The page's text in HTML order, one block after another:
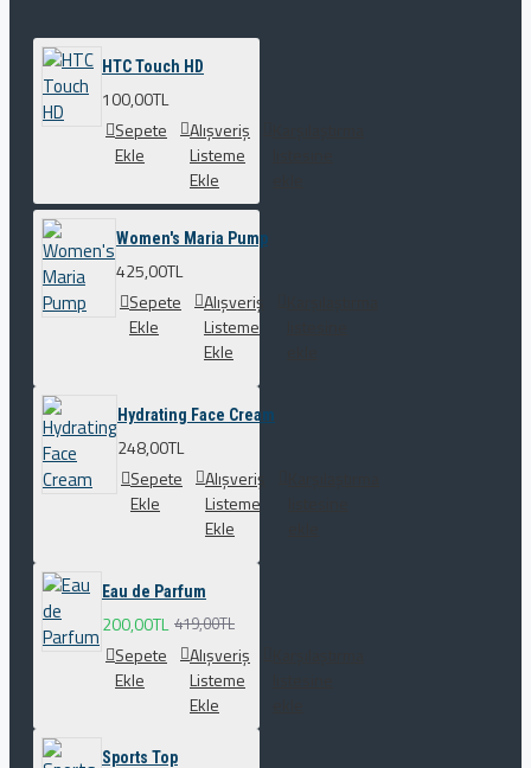
HTC Touch HD
100,00TL
Sepete
Ekle
Alışveriş
Listeme
Ekle
Women's Maria Pump
425,00TL
Sepete
Ekle
Alışveriş
Listeme
Ekle
Hydrating Face Cream
248,00TL
Sepete
Ekle
Alışveriş
Listeme
Ekle
Eau de Parfum
200,00TL 419,00TL
Sepete
Ekle
Alışveriş
Listeme
Ekle
Sports Top